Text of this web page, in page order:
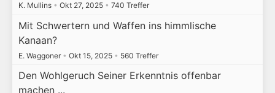
K. Mullins • Okt 27, 2025 • 740 Treffer
Mit Schwertern und Waffen ins himmlische
Kanaan?
E. Waggoner • Okt 15, 2025 • 560 Treffer
Den Wohlgeruch Seiner Erkenntnis offenbar
machen ...